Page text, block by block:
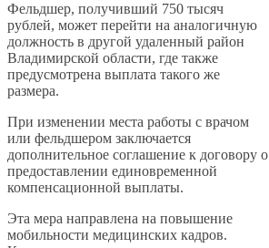
Фельдшер, получивший 750 тысяч
рублей, может перейти на аналогичную
должность в другой удаленный район
Владимирской области, где также
предусмотрена выплата такого же
размера.
При изменении места работы с врачом
или фельдшером заключается
дополнительное соглашение к договору о
предоставлении единовременной
компенсационной выплаты.
Эта мера направлена на повышение
мобильности медицинских кадров.